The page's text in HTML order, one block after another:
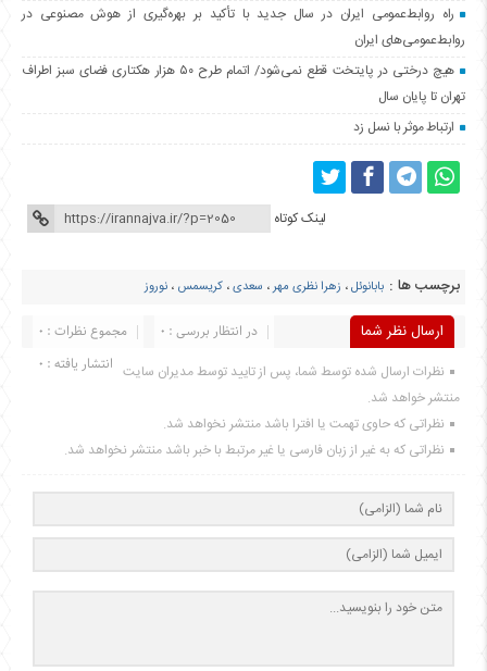
راه روابط‌عمومی ایران در سال جدید با تأکید بر بهره‌گیری از هوش مصنوعی در
روابط‌عمومی‌های ایران
هیچ درختی در پایتخت قطع نمی‌شود/ اتمام طرح ۵۰ هزار هکتاری فضای سبز اطراف
تهران تا پایان سال
ارتباط موثر با نسل زد
لینک کوتاه
برچسب ها : بابانوئل، زهرا نظری مهر، سعدی، کریسمس ، نوروز
ارسال نظر شما مجموع نظرات : 0
در انتظار بررسی : 0
انتشار یافته : 0 نظرات ارسال شده توسط شما، پس از تایید توسط مدیران سایت
منتشر خواهد شد.
نظراتی که حاوی تهمت یا افترا باشد منتشر نخواهد شد.
نظراتی که به غیر از زبان فارسی یا غیر مرتبط با خبر باشد منتشر نخواهد شد.